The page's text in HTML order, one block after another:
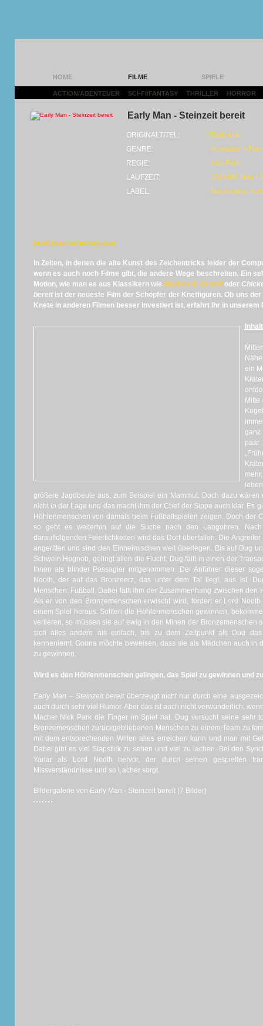
HOME FILME SPIELE
ACTION/ABENTEUER SCI-FI/FANTASY THRILLER HORROR
Early Man - Steinzeit bereit
ORIGINALTITEL:
Early Man
GENRE:
Animation •
REGIE:
Nick Park
LAUFZEIT:
DVD (85 Min) •
LABEL:
Studiocanal
28.09.2018 von Born2bewild
In Zeiten, in denen die alte Kunst des Zeichentricks leider der
wenn es auch noch Filme gibt, die andere Wege beschreiten. Ein
Motion, wie man es aus Klassikern wie Wallace & Gromitoder
bereitist der neueste Film der Schöpfer der Knetfiguren. Ob uns
Knete in anderen Filmen besser investiert ist, erfahrt Ihr in
Inhalt
ein
paar
größere Jagdbeute aus, zum Beispiel ein Mammut. Doch dazu
nicht in der Lage und das macht ihm der Chef der Sippe auch klar. Es
Höhlenmenschen von damals beim Fußballspielen zeigen. Doch der
so geht es weiterhin auf die Suche nach den Langohren.
darauffolgenden Feierlichkeiten wird das Dorf überfallen. Die
angeritten und sind den Einheimischen weit überlegen. Bis auf Dug
Schwein Hognob, gelingt allen die Flucht. Dug fällt in einen der
Ihnen als blinder Passagier mitgenommen. Der Anführer dieser
Nooth, der auf das Bronzeerz, das unter dem Tal liegt, aus ist.
Menschen: Fußball. Dabei fällt ihm der Zusammenhang zwischen den
Als er von den Bronzemenschen erwischt wird, fordert er Lord
einem Spiel heraus. Sollten die Höhlenmenschen gewinnen,
verlieren, so müssen sie auf ewig in den Minen der Bronzemenschen
sich alles andere als einfach, bis zu dem Zeitpunkt als Dug das
kennenlernt. Goona möchte beweisen, dass sie als Mädchen auch in
zu gewinnen.
Wird es den Höhlenmenschen gelingen, das Spiel zu gewinnen und
Early Man – Steinzeit bereit überzeugt nicht nur durch eine
auch durch sehr viel Humor. Aber das ist auch nicht verwunderlich,
Macher Nick Park die Finger im Spiel hat. Dug versucht seine sehr
Bronzemenschen zurückgebliebenen Menschen zu einem Team zu
mit dem entsprechenden Willen alles erreichen kann und man mit
Dabei gibt es viel Slapstick zu sehen und viel zu lachen. Bei den
Yanar als Lord Nooth hervor, der durch seinen gespielten
Missverständnisse und so Lacher sorgt.
Bildergalerie von Early Man - Steinzeit bereit (7 Bilder)